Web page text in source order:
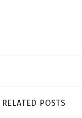
RELATED POSTS